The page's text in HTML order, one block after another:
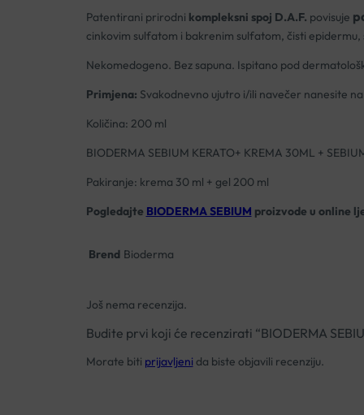
Patentirani prirodni kompleksni spoj D.A.F. povisuje
cinkovim sulfatom i bakrenim sulfatom, čisti epidermu,
Nekomedogeno. Bez sapuna. Ispitano pod
Primjena: Svakodnevno ujutro i/ili navečer nanesite
Količina: 200 ml
BIODERMA SEBIUM KERATO+ KREMA 30ML +
Pakiranje: krema 30 ml + gel 200 ml
Pogledajte BIODERMA SEBIUM proizvode u online
Brend Bioderma
Još nema recenzija.
Budite prvi koji će recenzirati “BIODERMA
Morate biti prijavljeni da biste objavili recenziju.